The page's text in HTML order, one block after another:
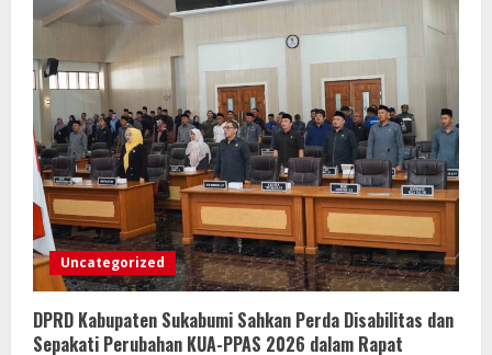
Uncategorized
DPRD Kabupaten Sukabumi Sahkan Perda Disabilitas dan
Sepakati Perubahan KUA-PPAS 2026 dalam Rapat